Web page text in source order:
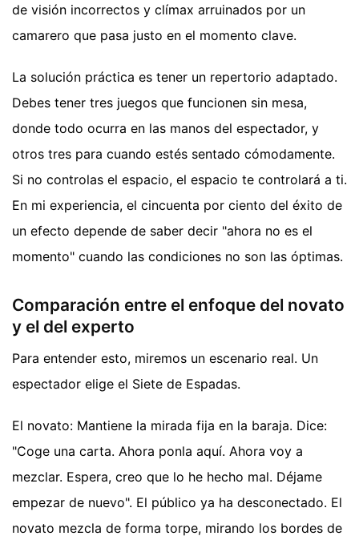
de visión incorrectos y clímax arruinados por un
camarero que pasa justo en el momento clave.
La solución práctica es tener un repertorio adaptado.
Debes tener tres juegos que funcionen sin mesa,
donde todo ocurra en las manos del espectador, y
otros tres para cuando estés sentado cómodamente.
Si no controlas el espacio, el espacio te controlará a ti.
En mi experiencia, el cincuenta por ciento del éxito de
un efecto depende de saber decir "ahora no es el
momento" cuando las condiciones no son las óptimas.
Comparación entre el enfoque del novato
y el del experto
Para entender esto, miremos un escenario real. Un
espectador elige el Siete de Espadas.
El novato: Mantiene la mirada fija en la baraja. Dice:
"Coge una carta. Ahora ponla aquí. Ahora voy a
mezclar. Espera, creo que lo he hecho mal. Déjame
empezar de nuevo". El público ya ha desconectado. El
novato mezcla de forma torpe, mirando los bordes de